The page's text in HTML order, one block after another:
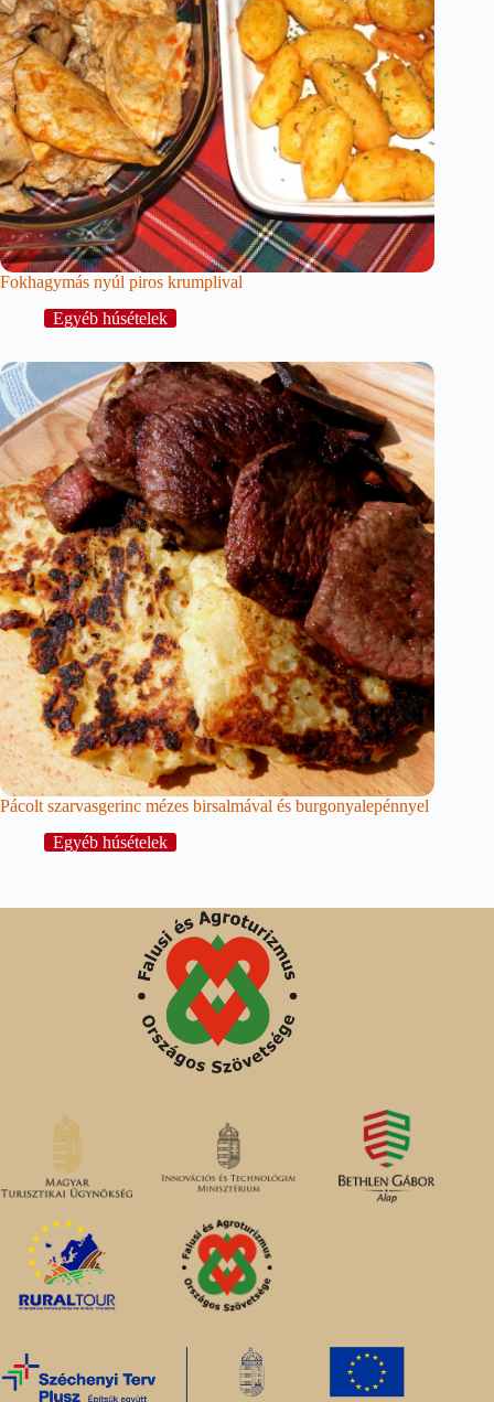
Fokhagymás nyúl piros krumplival
Egyéb húsételek
Pácolt szarvasgerinc mézes birsalmával és burgonyalepénnyel
Egyéb húsételek